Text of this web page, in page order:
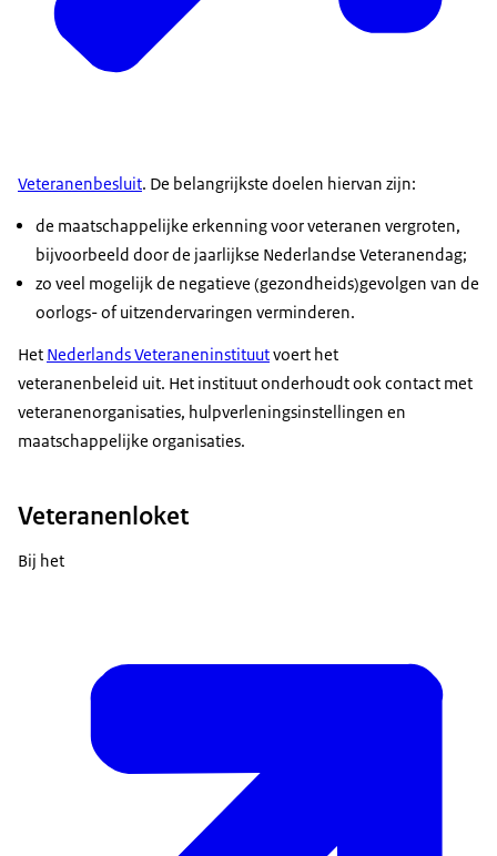
Veteranenbesluit. De belangrijkste doelen hiervan zijn:
de maatschappelijke erkenning voor veteranen vergroten,
bijvoorbeeld door de jaarlijkse Nederlandse Veteranendag;
zo veel mogelijk de negatieve (gezondheids)gevolgen van de
oorlogs- of uitzendervaringen verminderen.
Het Nederlands Veteraneninstituutvoert het
veteranenbeleid uit. Het instituut onderhoudt ook contact met
veteranenorganisaties, hulpverleningsinstellingen en
maatschappelijke organisaties.
Veteranenloket
Bij het